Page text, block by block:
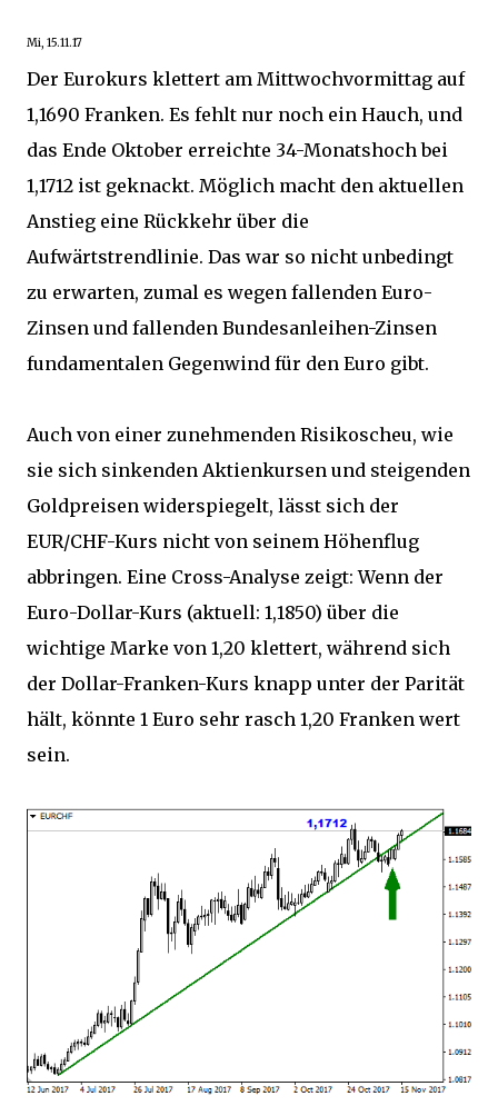
Mi, 15.11.17
Der Eurokurs klettert am Mittwochvormittag auf
1,1690 Franken. Es fehlt nur noch ein Hauch, und
das Ende Oktober erreichte 34-Monatshoch bei
1,1712 ist geknackt. Möglich macht den aktuellen
Anstieg eine Rückkehr über die
Aufwärtstrendlinie. Das war so nicht unbedingt
zu erwarten, zumal es wegen fallenden Euro-
Zinsen und fallenden Bundesanleihen-Zinsen
fundamentalen Gegenwind für den Euro gibt.
Auch von einer zunehmenden Risikoscheu, wie
sie sich sinkenden Aktienkursen und steigenden
Goldpreisen widerspiegelt, lässt sich der
EUR/CHF-Kurs nicht von seinem Höhenflug
abbringen. Eine Cross-Analyse zeigt: Wenn der
Euro-Dollar-Kurs (aktuell: 1,1850) über die
wichtige Marke von 1,20 klettert, während sich
der Dollar-Franken-Kurs knapp unter der Parität
hält, könnte 1 Euro sehr rasch 1,20 Franken wert
sein.